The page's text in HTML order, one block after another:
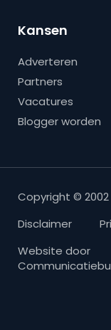
Kansen
Adverteren
Partners
Vacatures
Blogger worden
Copyright ©
Disclaimer
Website door